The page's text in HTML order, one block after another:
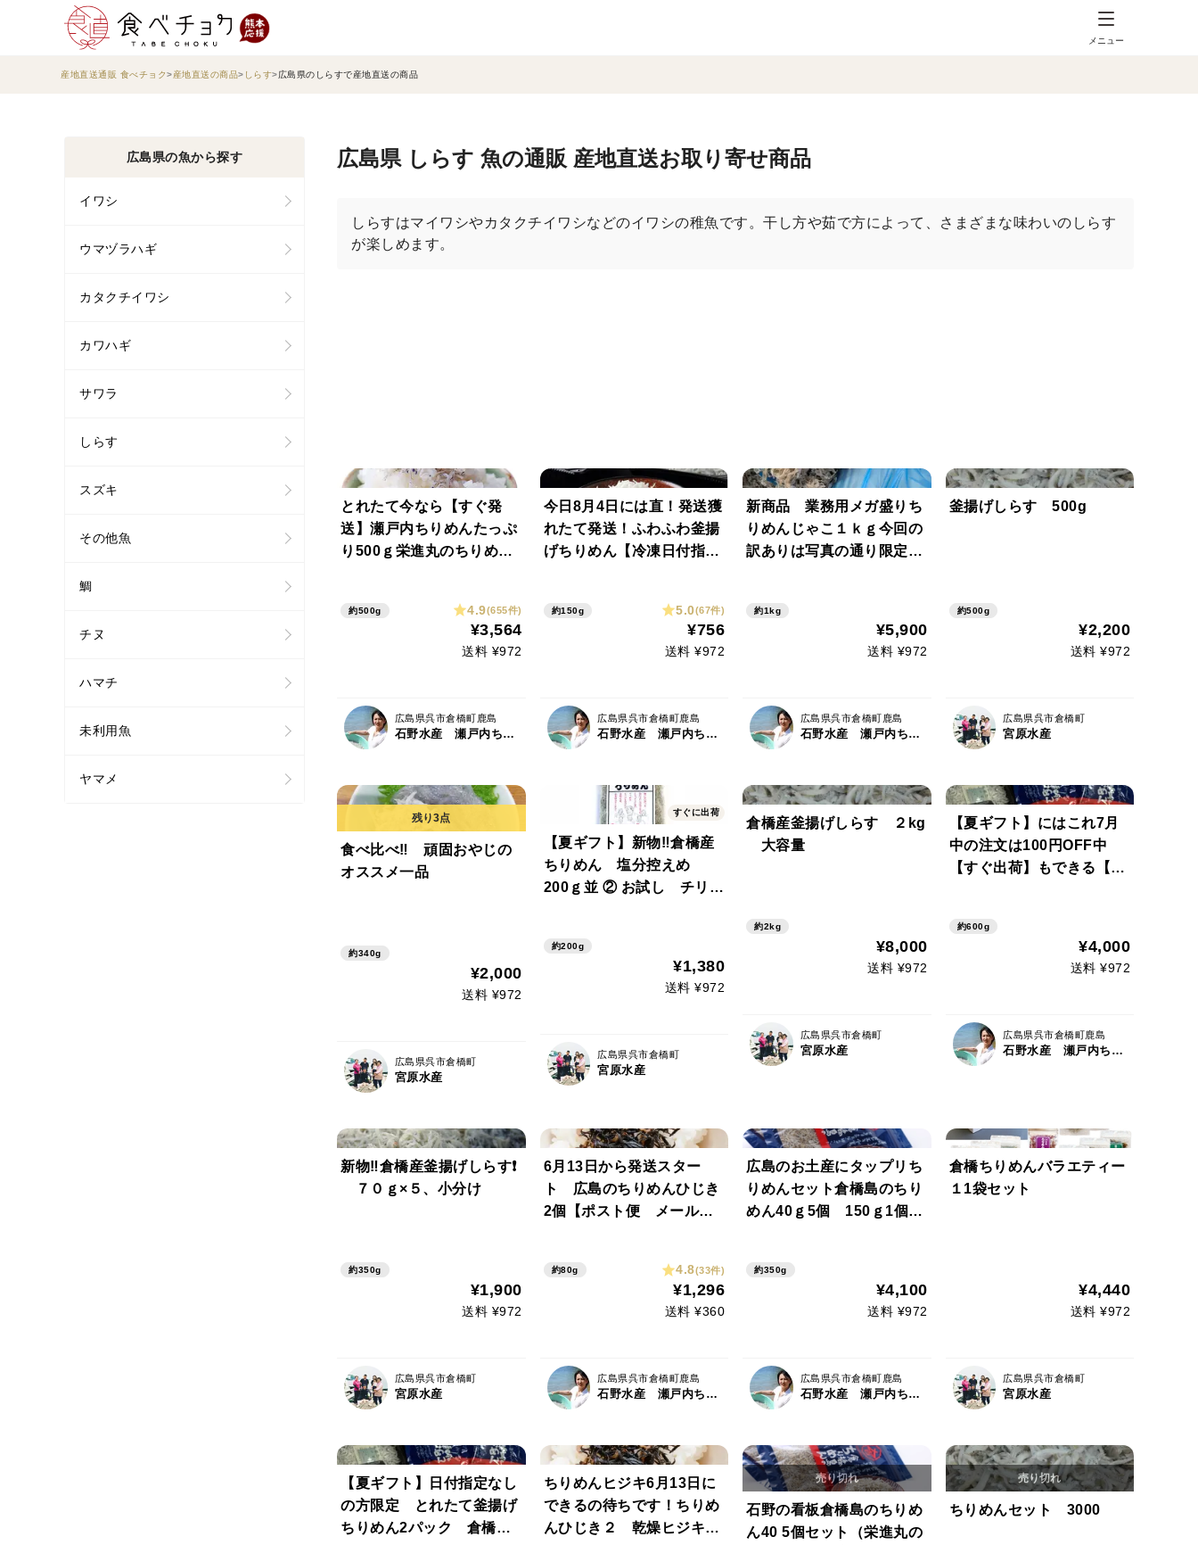
メニュー
産地直送通販 食べチョク 産地直送の商品 しらす 広島県のしらすで産地直送の商品
広島県 しらす 魚の通販 産地直送お取り寄せ商品
しらすはマイワシやカタクチイワシなどのイワシの稚魚です。干し方や茹で方によって、さまざまな味わいのしらす
が楽しめます。
とれたて今なら【すぐ発
送】瀬戸内ちりめんたっぷ
り500ｇ栄進丸のちりめん
60日 最短明日着1袋～2袋
約500g 4.9(655件)
¥3,564
送料 ¥972
広島県呉市倉橋町鹿島
石野水産 瀬戸内ちりめん ひじき
今日8月4日には直！発送獲
れたて発送！ふわふわ釜揚
げちりめん【冷凍日付指定
150ｇパックたっぷり！旬
を産地から直送釜揚げシラ
約150g 5.0(67件)
¥756
送料 ¥972
広島県呉市倉橋町鹿島
石野水産 瀬戸内ちりめん ひじき
新商品 業務用メガ盛りち
りめんじゃこ１ｋｇ今回の
訳ありは写真の通り限定で
瀬戸内ちりめん【小魚】賞
味期限60日同梱ＯＫ
約1kg
¥5,900
送料 ¥972
広島県呉市倉橋町鹿島
石野水産 瀬戸内ちりめん ひじき
釜揚げしらす 500g
約500g
¥2,200
送料 ¥972
広島県呉市倉橋町
宮原水産
食べ比べ‼ 頑固おやじの
オススメ一品
約340g
¥2,000
送料 ¥972
広島県呉市倉橋町
宮原水産
すぐに出荷
【夏ギフト】新物‼倉橋産
ちりめん 塩分控えめ
200ｇ並 ② お試し チリメ
約200g
¥1,380
送料 ¥972
広島県呉市倉橋町
宮原水産
倉橋産釜揚げしらす ２kg
大容量
約2kg
¥8,000
送料 ¥972
広島県呉市倉橋町
宮原水産
【夏ギフト】にはこれ7月
中の注文は100円OFF中
【すぐ出荷】もできる【熨
めんセット とれたて釜揚
げちりめん2パック 倉橋
島のちりめん１５０ｇ2パ
約600g
¥4,000
送料 ¥972
広島県呉市倉橋町鹿島
石野水産 瀬戸内ちりめん ひじき
新物‼倉橋産釜揚げしらす❗
７０ｇ×５、小分け
約350g
¥1,900
送料 ¥972
広島県呉市倉橋町
宮原水産
6月13日から発送スター
ト 広島のちりめんひじき
2個【ポスト便 メール
約80g 4.8(33件)
¥1,296
送料 ¥360
広島県呉市倉橋町鹿島
石野水産 瀬戸内ちりめん ひじき
広島のお土産にタップリち
りめんセット倉橋島のちり
めん40ｇ5個 150ｇ1個た
約350g
¥4,100
送料 ¥972
広島県呉市倉橋町鹿島
石野水産 瀬戸内ちりめん ひじき
倉橋ちりめんバラエティー
１1袋セット
¥4,440
送料 ¥972
広島県呉市倉橋町
宮原水産
【夏ギフト】日付指定なし
の方限定 とれたて釜揚げ
ちりめん2パック 倉橋島
ちりめんヒジキ6月13日に
できるの待ちです！ちりめ
んひじき２ 乾燥ヒジキ２
石野の看板倉橋島のちりめ
ん40 5個セット（栄進丸の
ちりめんセット 3000
広島県の魚から探す
イワシ
ウマヅラハギ
カタクチイワシ
カワハギ
サワラ
しらす
スズキ
その他魚
鯛
チヌ
ハマチ
未利用魚
ヤマメ